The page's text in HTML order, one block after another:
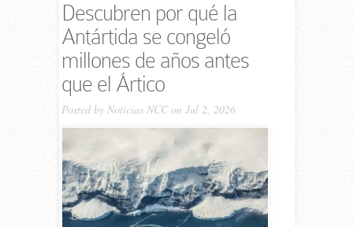
Descubren por qué la
Antártida se congeló
millones de años antes
que el Ártico
Posted by Noticias NCCon Jul 2, 2026